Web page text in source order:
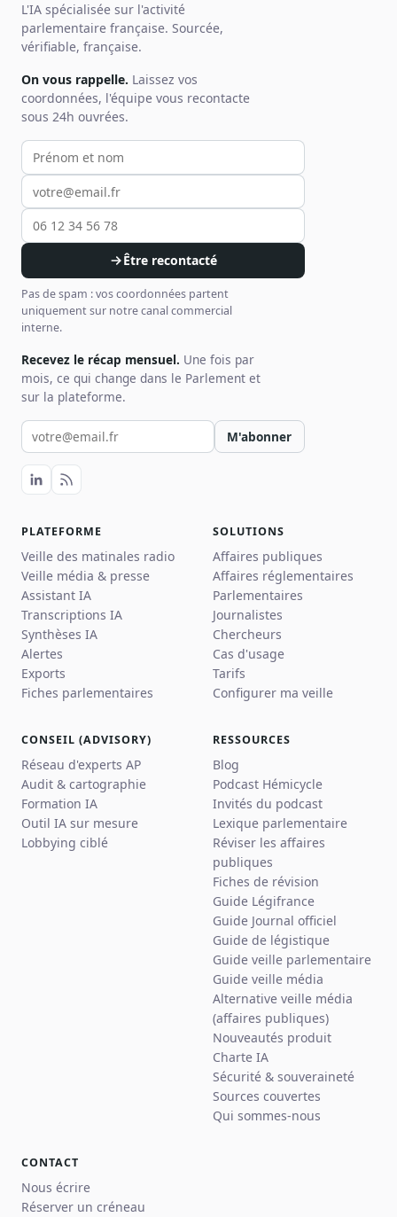
L'IA spécialisée sur l'activité
parlementaire française. Sourcée,
vérifiable, française.
On vous rappelle. Laissez vos
coordonnées, l'équipe vous recontacte
sous 24h ouvrées.
Votre prénom et nom
Votre email
Votre téléphone
Être recontacté
Pas de spam : vos coordonnées partent
uniquement sur notre canal commercial
interne.
Recevez le récap mensuel. Une fois par
mois, ce qui change dans le Parlement et
sur la plateforme.
Votre email pour la newsletter
M'abonner
PLATEFORME
Veille des matinales radio
Veille média & presse
Assistant IA
Transcriptions IA
Synthèses IA
Alertes
Exports
Fiches parlementaires
SOLUTIONS
Affaires publiques
Affaires réglementaires
Parlementaires
Journalistes
Chercheurs
Cas d'usage
Tarifs
Configurer ma veille
CONSEIL (ADVISORY)
Réseau d'experts AP
Audit & cartographie
Formation IA
Outil IA sur mesure
Lobbying ciblé
RESSOURCES
Blog
Podcast Hémicycle
Invités du podcast
Lexique parlementaire
Réviser les affaires
publiques
Fiches de révision
Guide Légifrance
Guide Journal officiel
Guide de légistique
Guide veille parlementaire
Guide veille média
Alternative veille média
(affaires publiques)
Nouveautés produit
Charte IA
Sécurité & souveraineté
Sources couvertes
Qui sommes-nous
CONTACT
Nous écrire
Réserver un créneau